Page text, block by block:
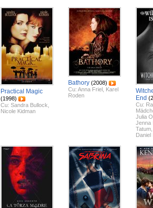
Practical Magic
(1998)
Cu: Sandra Bullock
Nicole Kidman
Bathory (2008)
Cu: Anna Friel Karel
Roden
End
Cu:
Julia
Jenna
Tatum
Daniel